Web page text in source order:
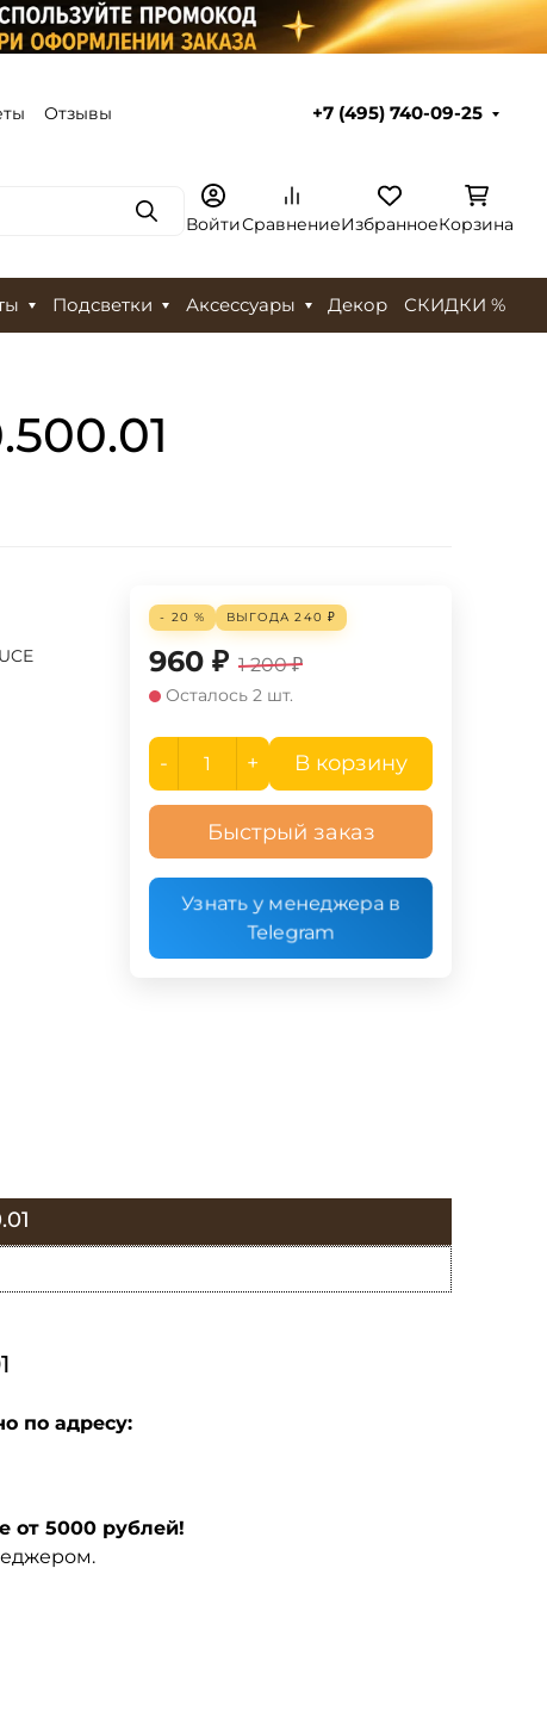
Отзывы +7 (495) 740-09-25
ПоискВойтиСравнениеИзбранноеКорзина
Подсветки Аксессуары Декор СКИДКИ %
- 20 % ВЫГОДА240 ₽
960 ₽ 1 200 ₽
Осталось 2 шт.
- + В корзину
Быстрый заказ
Узнать у менеджера в
Telegram
по адресу:
от 5000 рублей!